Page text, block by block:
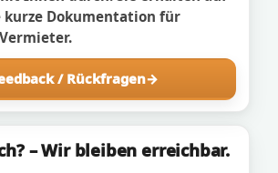
kurze Dokumentation für
/ Rückfragen
– Wir bleiben erreichbar.